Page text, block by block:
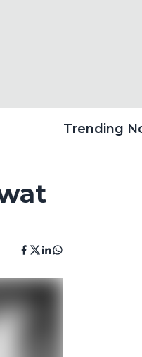
Trending